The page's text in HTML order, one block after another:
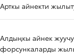
Арткы айнекти
Алдыңкы айнек жуучу
форсункаларды